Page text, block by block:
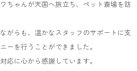
ちゃんが天国へ旅立ち、ペット斎場を訪
がらも、温かなスタッフのサポートに支
ーを行うことができました。
応に心から感謝しています。